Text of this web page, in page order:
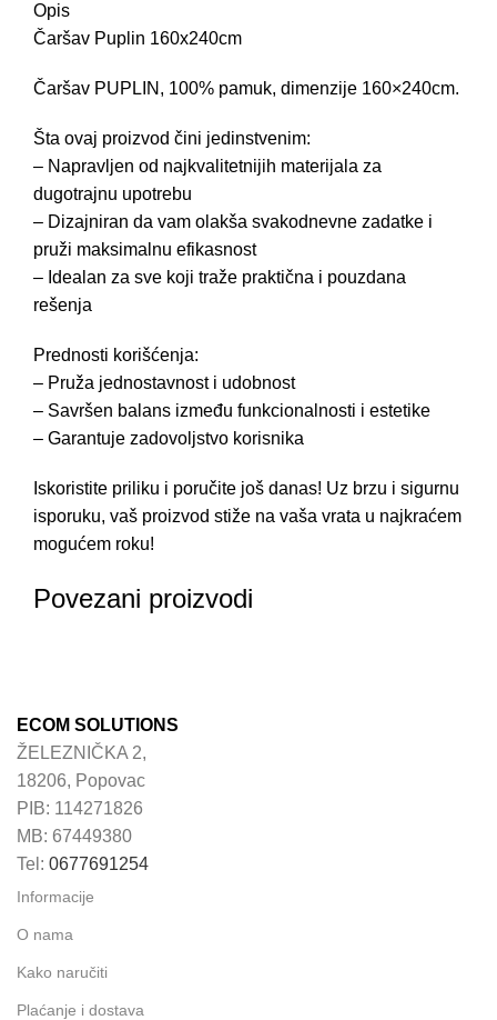
Opis
Čaršav Puplin 160x240cm
Čaršav PUPLIN, 100% pamuk, dimenzije 160×240cm.
Šta ovaj proizvod čini jedinstvenim:
– Napravljen od najkvalitetnijih materijala za
dugotrajnu upotrebu
– Dizajniran da vam olakša svakodnevne zadatke i
pruži maksimalnu efikasnost
– Idealan za sve koji traže praktična i pouzdana
rešenja
Prednosti korišćenja:
– Pruža jednostavnost i udobnost
– Savršen balans između funkcionalnosti i estetike
– Garantuje zadovoljstvo korisnika
Iskoristite priliku i poručite još danas! Uz brzu i sigurnu
isporuku, vaš proizvod stiže na vaša vrata u najkraćem
mogućem roku!
Povezani proizvodi
ECOM SOLUTIONS
ŽELEZNIČKA 2,
18206, Popovac
PIB: 114271826
MB: 67449380
Tel: 0677691254
Informacije
O nama
Kako naručiti
Plaćanje i dostava